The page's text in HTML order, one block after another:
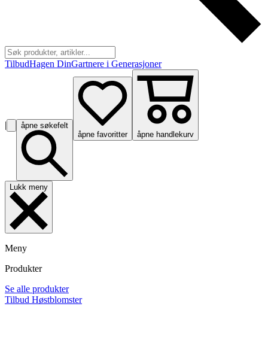
TilbudHagen DinGartnere i Generasjoner
|
åpne søkefelt
åpne favoritter
åpne handlekurv
Lukk meny
Meny
Produkter
Se alle produkter
Tilbud Høstblomster